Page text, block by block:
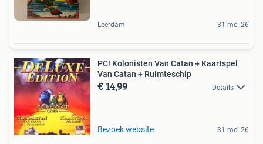
Leerdam 31 mei 26
PC! Kolonisten Van Catan + Kaartspel
Van Catan + Ruimteschip
€ 14,99 Details
Bezoek website 31 mei 26